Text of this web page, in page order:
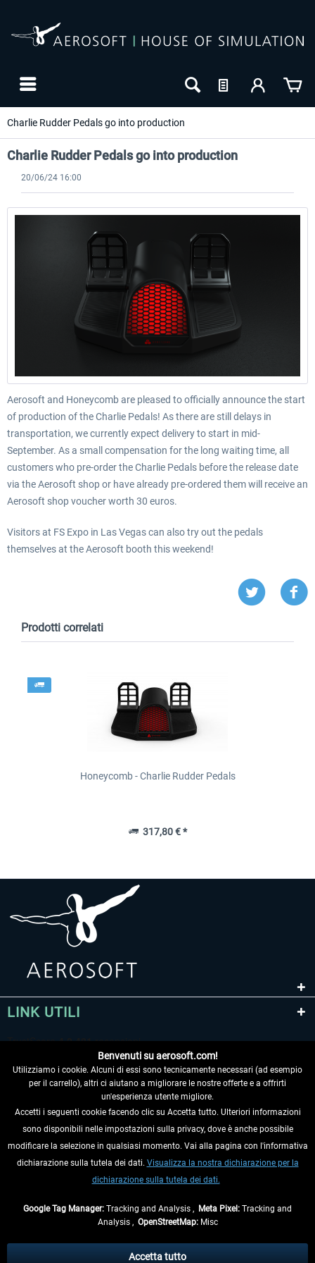
Charlie Rudder Pedals go into production
Charlie Rudder Pedals go into production
20/06/24 16:00
Aerosoft and Honeycomb are pleased to officially announce the start
of production of the Charlie Pedals! As there are still delays in
transportation, we currently expect delivery to start in mid-
September. As a small compensation for the long waiting time, all
customers who pre-order the Charlie Pedals before the release date
via the Aerosoft shop or have already pre-ordered them will receive an
Aerosoft shop voucher worth 30 euros.
Visitors at FS Expo in Las Vegas can also try out the pedals
themselves at the Aerosoft booth this weekend!
Prodotti correlati
Honeycomb - Charlie Rudder Pedals
317,80 € *
LINK UTILI
RECEDERE DAL CONTRATTO
INFORMAZIONI
eventualmente le spese di spedizione, se non diversamente descritto.
Benvenuti su aerosoft.com!
Utilizziamo i cookie. Alcuni di essi sono tecnicamente necessari (ad esempio
per il carrello), altri ci aiutano a migliorare le nostre offerte e a offrirti
un'esperienza utente migliore.
Accetti i seguenti cookie facendo clic su Accetta tutto. Ulteriori informazioni
sono disponibili nelle impostazioni sulla privacy, dove è anche possibile
modificare la selezione in qualsiasi momento. Vai alla pagina con l'informativa
dichiarazione sulla tutela dei dati. Visualizza la nostra dichiarazione per la
dichiarazione sulla tutela dei dati.
Google Tag Manager: Tracking and Analysis , Meta Pixel: Tracking and
Analysis , OpenStreetMap:Misc
Accetta tutto